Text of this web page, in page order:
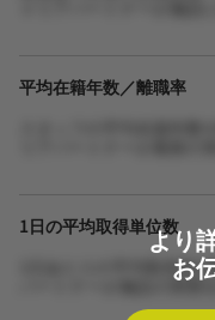
平均在籍年数／離職率
1日の平均取得単位数
1日あたりの平均取得単
パートナーが施設の実態
より
お